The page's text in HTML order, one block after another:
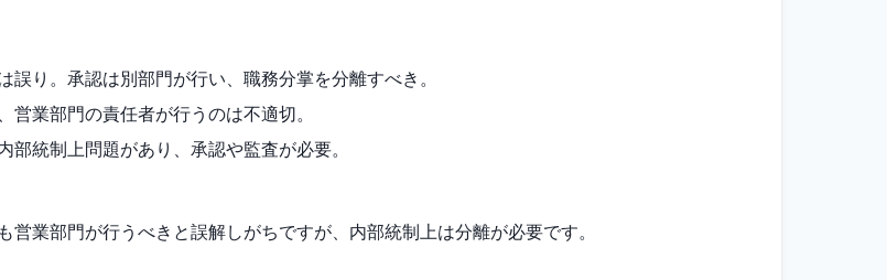
り。承認は別部門が行い、職務分掌を分離すべき。
業部門の責任者が行うのは不適切。
統制上問題があり、承認や監査が必要。
業部門が行うべきと誤解しがちですが、内部統制上は分離が必要です。